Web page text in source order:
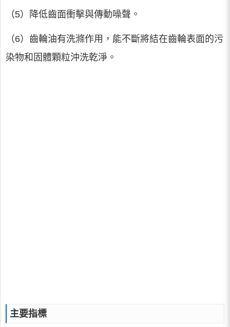
（5）降低齒面衝擊與傳動噪聲。
（6）齒輪油有洗滌作用，能不斷將結在齒輪表面的污
染物和固體顆粒沖洗乾淨。
主要指標